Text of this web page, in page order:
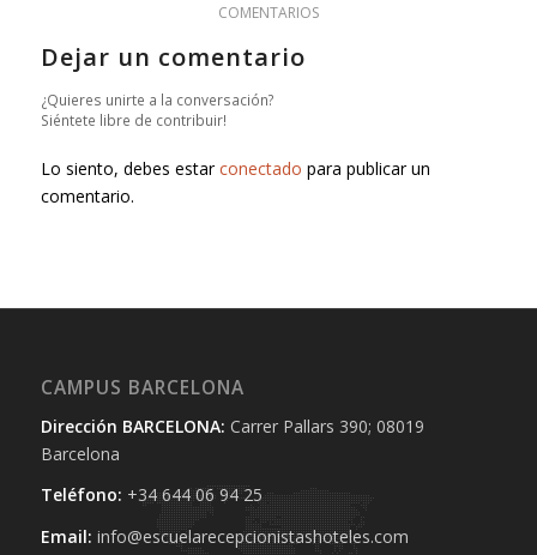
COMENTARIOS
Dejar un comentario
¿Quieres unirte a la conversación?
Siéntete libre de contribuir!
Lo siento, debes estarconectado para publicar un
comentario.
CAMPUS BARCELONA
Dirección BARCELONA: Carrer Pallars 390; 08019
Barcelona
Teléfono: +34 644 06 94 25‬
Email: info@escuelarecepcionistashoteles.com